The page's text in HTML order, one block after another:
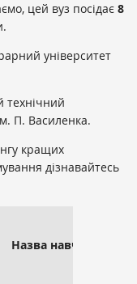
цей вуз посідає 8
університет
технічний
П. Василенка.
кращих
дізнавайтесь
Назва навчального